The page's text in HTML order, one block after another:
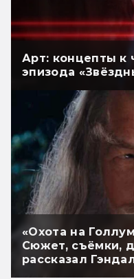
Арт: концепты к
эпизода
«Охота на
Сюжет, съёмки,
рассказал